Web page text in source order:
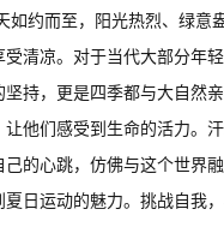
如约而至，阳光热烈、绿意
受清凉。对于当代大部分年
坚持，更是四季都与大自然
让他们感受到生命的活力。
己的心跳，仿佛与这个世界
夏日运动的魅力。挑战自我